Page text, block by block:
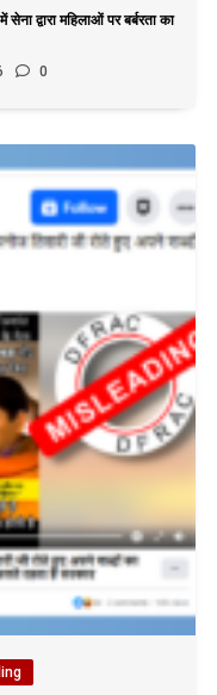
द्वारा महिलाओं पर बर्बरता का
0